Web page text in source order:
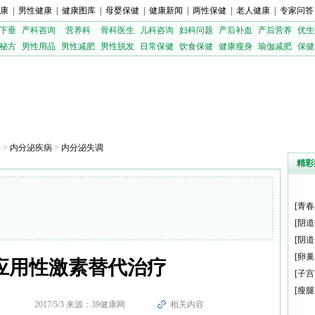
男性健康 健康图库 母婴保健 健康新闻 两性保健 老人健康
专家问答
垂
产科咨询 营养科 骨科医生 儿科咨询 妇科问题 产后补血 产后营养 优
方
男性用品 男性减肥 男性脱发 日常保健 饮食保健 健康瘦身 瑜伽减肥 保
> 内分泌疾病 > 内分泌失调
用性激素替代治疗
2017/5/3 来源：39健康网 相关内容
精
[青
[阴
[阴
[卵
[子
[瘦腿